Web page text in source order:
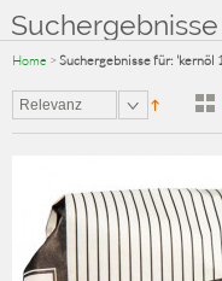
Home > Suchergebnisse für: 'kernöl
Relevanz